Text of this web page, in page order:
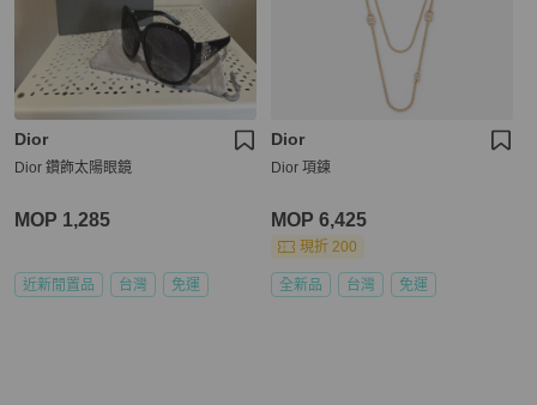
Dior
Dior 鑽飾太陽眼鏡
MOP 1,285
近新閒置品 台灣 免運
Dior
Dior 項鍊
MOP 6,425
現折 200
全新品 台灣 免運